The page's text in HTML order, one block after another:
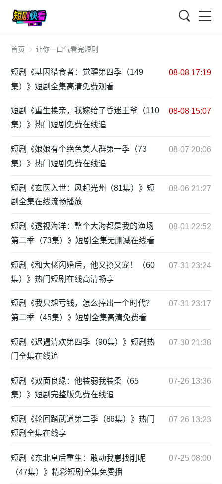
首页 让你一口气看完短剧
短剧《基因猎食者：觉醒第四季（149
集）》短剧全集高清免费观看
08-08 17:19
短剧《重生换亲，我嫁给了昏迷王爷（110
集）》热门短剧免费在线追
08-08 15:07
短剧《娘娘有个绝色美人群第一季（73
集）》热门短剧免费在线追
08-07 20:06
短剧《玄医入世：风起光州（81集）》短
剧全集在线流畅播放
08-06 21:27
短剧《透视海洋：整个大海都是我的渔场
第二季（73集）》短剧全集无删减在线看
08-01 22:52
短剧《和大佬闪婚后，他又撩又宠！（60
集）》热门短剧在线高清畅享
07-31 23:24
短剧《我只想亏钱，怎么捧出一个时代？
第二季（45集）》短剧全集高清免费看
07-31 23:17
短剧《迟遇清欢第四季（90集）》短剧热
门全集在线追
07-30 21:38
短剧《双面良缘：他装弱我装柔（65
集）》短剧完整版免费在线追
07-26 13:36
短剧《轮回踏武道第二季（86集）》热门
短剧全集在线享
07-26 13:23
短剧《东北皇后重生：敢动我崽找削呢
（47集）》精彩短剧全集免费播
07-25 08:00